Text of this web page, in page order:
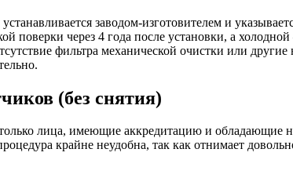
заводом-изготовителем и
поверки через 4 года после установки, а
фильтра механической очистки или
(без снятия)
лица, имеющие аккредитацию и обладающие
крайне неудобна, так как отнимает